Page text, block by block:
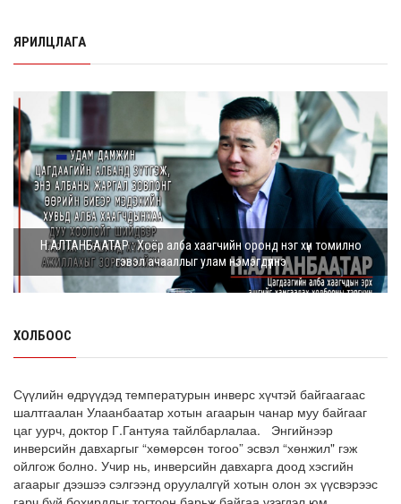
НӨАТ-ын буцаан олголтыг 8 хувь болгох өргөдөлд 14
Г.Дамдинням: Шатахууны үнэ дээр тохиролцох
боломжгүй. Одоогоор олдож байгаа газра...
8 сарын 05, 2026
Э.Батшугар: Монгол Улс нэг эх үүсвэрээс буюу өндөр
чанартай эмийг, хямд үнээр худ...
8 сарын 05, 2026
НӨӨЦТЭЙ БАЙНА
8 сарын 05, 2026
Тэгш, сондгойгоор зааглан шатахуун олгосноор
өдрийн ачаалал ХОЁР ДАХИН БУУРСАН
ЯРИЛЦЛАГА
Н.АЛТАНБААТАР : Хоёр алба хаагчийн оронд нэг хүн томилно
гэвэл ачааллыг улам нэмэгдүүлнэ
ХОЛБООС
Сүүлийн өдрүүдэд температурын инверс хүчтэй байгаагаас
шалтгаалан Улаанбаатар хотын агаарын чанар муу байгааг
цаг уурч, доктор Г.Гантуяа тайлбарлалаа. Энгийнээр
инверсийн давхаргыг “хөмөрсөн тогоо” эсвэл “хөнжил" гэж
ойлгож болно. Учир нь, инверсийн давхарга доод хэсгийн
агаарыг дээшээ сэлгээнд оруулалгүй хотын олон эх үүсвэрээс